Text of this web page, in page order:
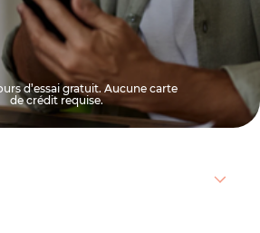
d’essai gratuit. Aucune carte
de crédit requise.